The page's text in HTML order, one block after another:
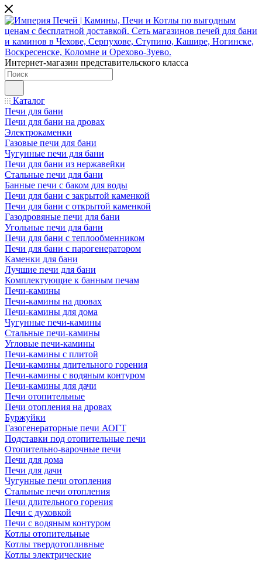
Интернет-магазин представительского класса
Каталог
Печи для бани
Печи для бани на дровах
Электрокаменки
Газовые печи для бани
Чугунные печи для бани
Печи для бани из нержавейки
Стальные печи для бани
Банные печи с баком для воды
Печи для бани с закрытой каменкой
Печи для бани с открытой каменкой
Газодровяные печи для бани
Угольные печи для бани
Печи для бани с теплообменником
Печи для бани с парогенератором
Каменки для бани
Лучшие печи для бани
Комплектующие к банным печам
Печи-камины
Печи-камины на дровах
Печи-камины для дома
Чугунные печи-камины
Стальные печи-камины
Угловые печи-камины
Печи-камины с плитой
Печи-камины длительного горения
Печи-камины с водяным контуром
Печи-камины для дачи
Печи отопительные
Печи отопления на дровах
Буржуйки
Газогенераторные печи АОГТ
Подставки под отопительные печи
Отопительно-варочные печи
Печи для дома
Печи для дачи
Чугунные печи отопления
Стальные печи отопления
Печи длительного горения
Печи с духовкой
Печи с водяным контуром
Котлы отопительные
Котлы твердотопливные
Котлы электрические